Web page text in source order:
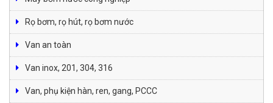
Rọ bơm, rọ hút, rọ bơm nước
Van an toàn
Van inox, 201, 304, 316
Van, phụ kiện hàn, ren, gang, PCCC